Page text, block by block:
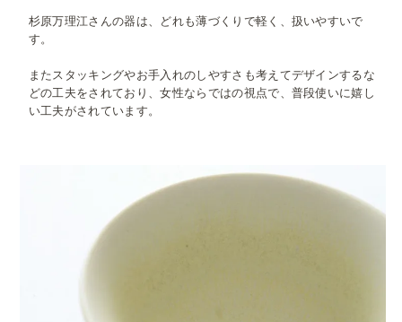
杉原万理江さんの器は、どれも薄づくりで軽く、扱いやすいで
す。
またスタッキングやお手入れのしやすさも考えてデザインするな
どの工夫をされており、女性ならではの視点で、普段使いに嬉し
い工夫がされています。